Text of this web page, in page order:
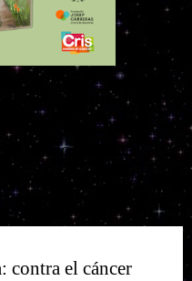
nos hizo una llamada,
de un libro
fondos para las
contra la
cáncer.
contra el cáncer